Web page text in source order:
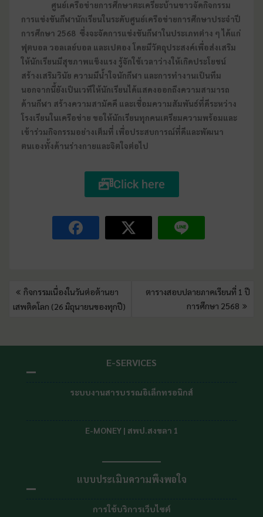
ศูนย์เครือข่ายการศึกษาตะเครียะบ้านขาวจัดกิจกรรม
การแข่งขันกีฬานักเรียนในระดับศูนย์เครือข่ายการศึกษาประจำปี
การศึกษา 2568 ซึ่งจะจัดการแข่งขันกีฬาในประเภทต่าง ๆ ได้แก่
ฟุตบอล วอลเลย์บอล และเปตอง โดยมีวัตถุประสงค์เพื่อส่งเสริม
ให้นักเรียนมีสุขภาพแข็งแรง รู้จักใช้เวลาว่างให้เกิดประโยชน์
สร้างเสริมวินัย ความมีน้ำใจนักกีฬา และการทำงานเป็นทีม
นอกจากนี้ยังเป็นเวทีให้นักเรียนได้แสดงออกถึงความสามารถ
ด้านกีฬา สร้างความสามัคคี และเชื่อมความสัมพันธ์ที่ดีระหว่าง
โรงเรียนในเครือข่าย ขอให้นักเรียนทุกคนเตรียมความพร้อมและ
เข้าร่วมกิจกรรมอย่างเต็มที่ เพื่อประสบการณ์ที่ดีและพัฒนา
ตนเองทั้งด้านร่างกายและจิตใจต่อไป
Click here
กิจกรรมเนื่องในวันต่อต้านยา
เสพติดโลก (26 มิถุนายนของทุกปี)
ตารางสอบปลายภาคเรียนที่ 1 ปี
การศึกษา 2568
E-SERVICES
ระบบงานสารบรรณอิเล็กทรอนิกส์
E-MONEY | สพป.สงขลา 1
แบบประเมินความพึงพอใจ
การใช้บริการเว็บไซต์